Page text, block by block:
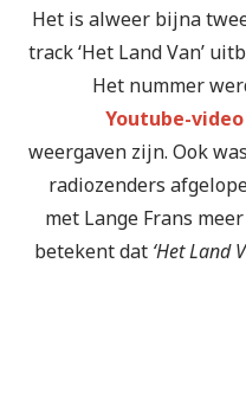
Het is alweer bijna
track ‘Het Land Van’
Het nummer
Youtube-video
weergaven zijn. Ook
radiozenders
met Lange Frans
betekent dat ‘Het Land